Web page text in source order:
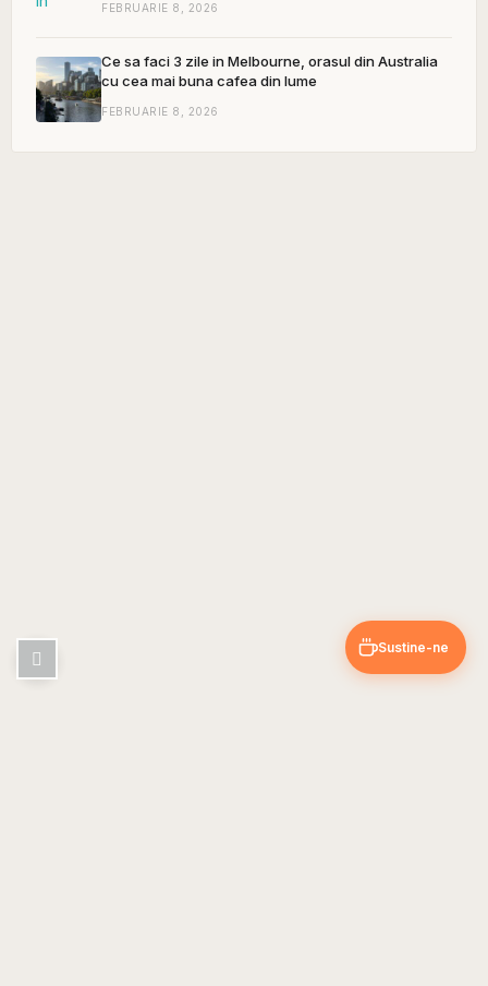
FEBRUARIE 8, 2026
Ce sa faci 3 zile in Melbourne, orasul din Australia
cu cea mai buna cafea din lume
FEBRUARIE 8, 2026
Sustine-ne